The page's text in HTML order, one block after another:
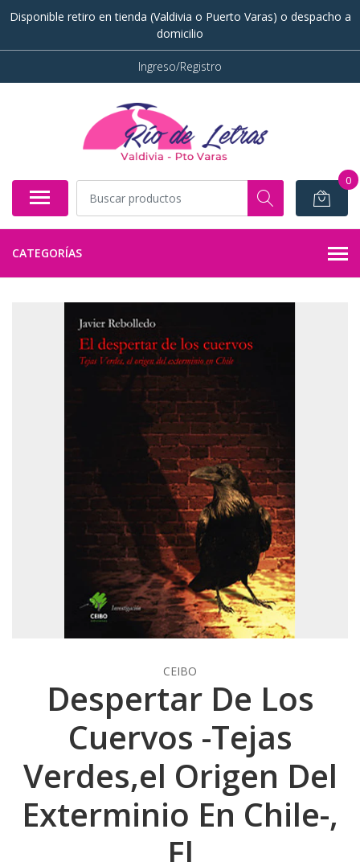
Disponible retiro en tienda (Valdivia o Puerto Varas) o despacho a
domicilio
Ingreso/Registro
0
CATEGORÍAS
CEIBO
Despertar De Los
Cuervos -Tejas
Verdes,el Origen Del
Exterminio En Chile-,
El